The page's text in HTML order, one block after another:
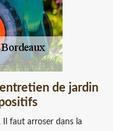
de jardin
Il faut arroser dans la